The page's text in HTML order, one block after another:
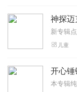
儿童
开心锤